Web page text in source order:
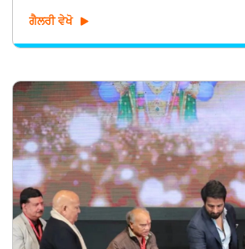
ਗੈਲਰੀ ਵੇਖੋ